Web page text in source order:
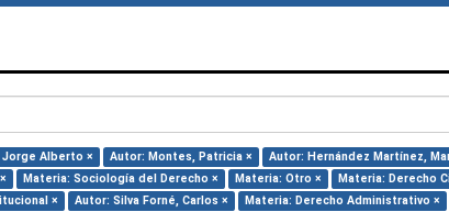
Jorge Alberto × Autor: Montes, Patricia × Autor: Hernández Martínez,
Materia: Sociología del Derecho × Materia: Otro × Materia: Derecho
×
Autor: Silva Forné, Carlos × Materia: Derecho Administrativo ×